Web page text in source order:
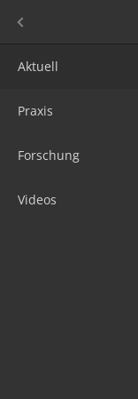
Aktuell
Praxis
Forschung
Videos